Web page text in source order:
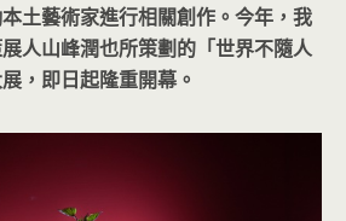
土藝術家進行相關創作。今年，我
人山峰潤也所策劃的「世界不隨人
，即日起隆重開幕。